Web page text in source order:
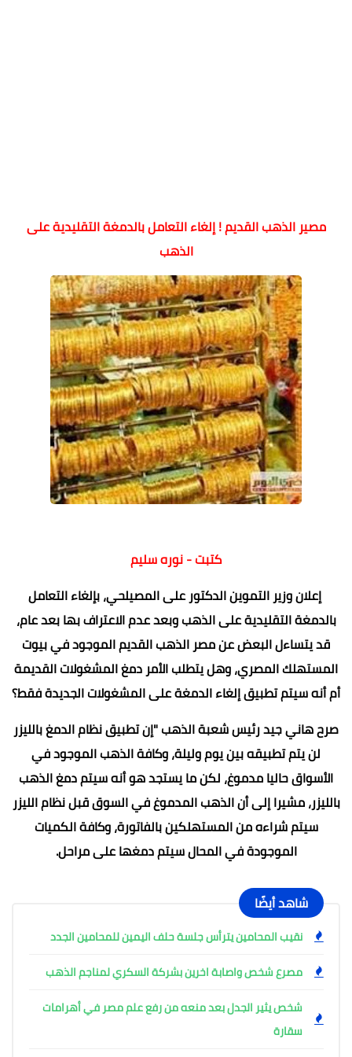
مصير الذهب القديم ! إلغاء التعامل بالدمغة التقليدية على
الذهب
كتبت - نوره سليم
إعلان وزير التموين الدكتور على المصيلحي، بإلغاء التعامل
بالدمغة التقليدية على الذهب وبعد عدم الاعتراف بها بعد عام،
قد يتساءل البعض عن مصر الذهب القديم الموجود في بيوت
المستهلك المصري، وهل يتطلب الأمر دمغ المشغولات القديمة
أم أنه سيتم تطبيق إلغاء الدمغة على المشغولات الجديدة فقط؟
صرح هاني جيد رئيس شعبة الذهب "إن تطبيق نظام الدمغ بالليزر
لن يتم تطبيقه بين يوم وليلة، وكافة الذهب الموجود في
الأسواق حاليا مدموغ، لكن ما يستجد هو أنه سيتم دمغ الذهب
بالليزر، مشيرا إلى أن الذهب المدموغ في السوق قبل نظام الليزر
سيتم شراءه من المستهلكين بالفاتورة، وكافة الكميات
الموجودة في المحال سيتم دمغها على مراحل.
شاهد أيضًا
نقيب المحامين يترأس جلسة حلف اليمين للمحامين الجدد
مصرع شخص واصابة اخرين بشركة السكري لمناجم الذهب
شخص يثير الجدل بعد منعه من رفع علم مصر في أهرامات
سقارة